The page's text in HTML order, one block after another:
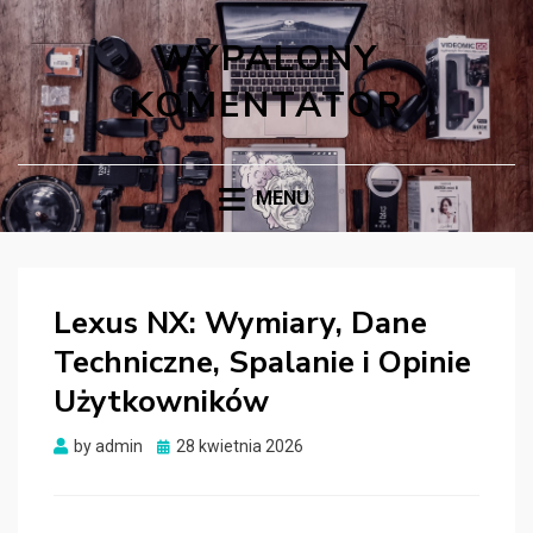
WYPALONY
KOMENTATOR
MENU
Lexus NX: Wymiary, Dane
Techniczne, Spalanie i Opinie
Użytkowników
byadmin
Posted
28 kwietnia 2026